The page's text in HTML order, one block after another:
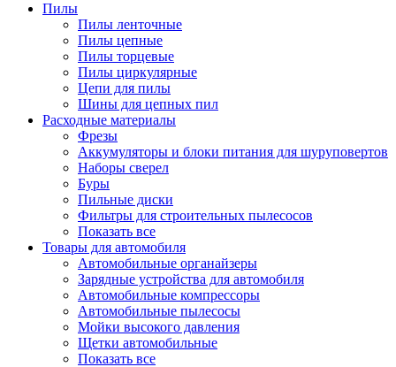
Пилы
Пилы ленточные
Пилы цепные
Пилы торцевые
Пилы циркулярные
Цепи для пилы
Шины для цепных пил
Расходные материалы
Фрезы
Аккумуляторы и блоки питания для шуруповертов
Наборы сверел
Буры
Пильные диски
Фильтры для строительных пылесосов
Показать все
Товары для автомобиля
Автомобильные органайзеры
Зарядные устройства для автомобиля
Автомобильные компрессоры
Автомобильные пылесосы
Мойки высокого давления
Щетки автомобильные
Показать все